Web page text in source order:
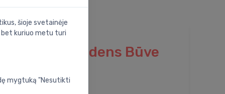
Ūdens Būve
šioje svetainėje
bet kuriuo metu turi
mygtuką "Nesutikti